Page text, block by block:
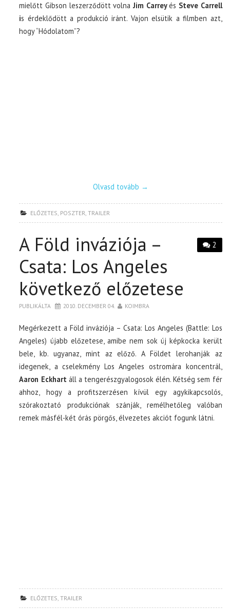
mielőtt Gibson leszerződött volna Jim Carreyés Steve Carrell
is érdeklődött a produkció iránt. Vajon elsütik a filmben azt,
hogy “Hódolatom”?
Olvasd tovább →
ELŐZETES, POSZTER,TRAILER
2
A Föld inváziója –
Csata: Los Angeles
következő előzetese
PUBLIKÁLTA 2010. DECEMBER 04. KOIMBRA
Megérkezett a Föld inváziója – Csata: Los Angeles (Battle: Los
Angeles) újabb előzetese, amibe nem sok új képkocka került
bele, kb. ugyanaz, mint az előző. A Földet lerohanják az
idegenek, a cselekmény Los Angeles ostromára koncentrál,
Aaron Eckhartáll a tengerészgyalogosok élén. Kétség sem fér
ahhoz, hogy a profitszerzésen kívül egy agykikapcsolós,
szórakoztató produkciónak szánják, remélhetőleg valóban
remek másfél-két órás pörgős, élvezetes akciót fogunk látni.
ELŐZETES,TRAILER